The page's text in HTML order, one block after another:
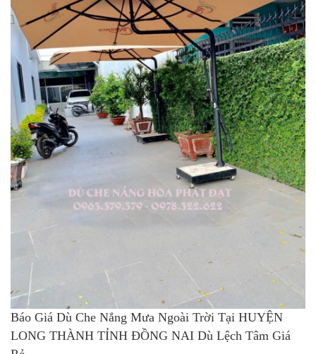
Báo Giá Dù Che Nắng Mưa Ngoài Trời Tại HUYỆN
LONG THÀNH TỈNH ĐỒNG NAI Dù Lệch Tâm Giá